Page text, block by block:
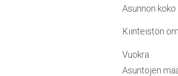
Asunnon koko
Kiinteistön
Vuokra
Asuntojen